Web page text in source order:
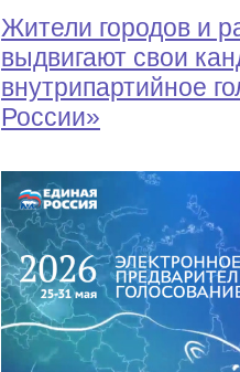
Жители городов и
выдвигают свои
внутрипартийное
России»